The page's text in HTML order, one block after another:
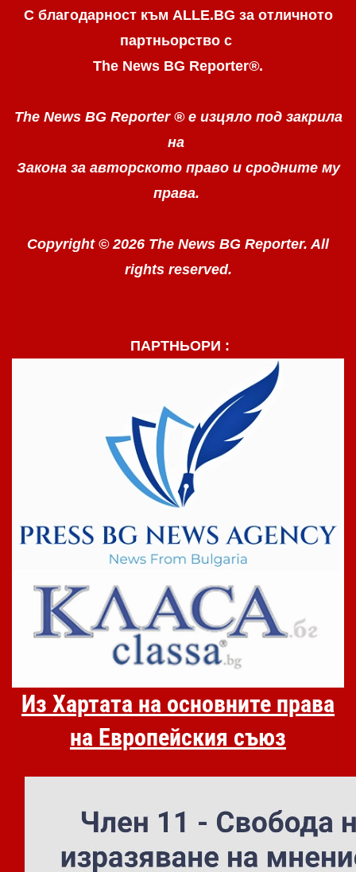
С благодарност към ALLE.BG за отличното
партньорство с
The News BG Reporter®.
The News BG Reporter ® е изцяло под закрила
на
Закона за авторското право и сродните му
права.
Copyright © 2026 The News BG Reporter. All
rights reserved.
ПАРТНЬОРИ :
Из Хартата на основните права
на Европейския съюз